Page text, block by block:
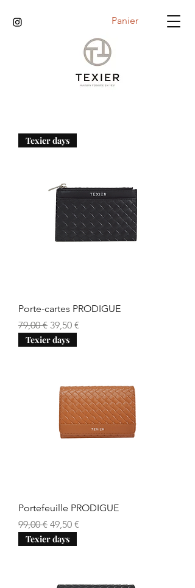
Panier
Texier days
Porte-cartes PRODIGUE
Prix original
79,00 € Prix promotionnel
39,50 €
Texier days
Portefeuille PRODIGUE
Prix original
99,00 € Prix promotionnel
49,50 €
Texier days